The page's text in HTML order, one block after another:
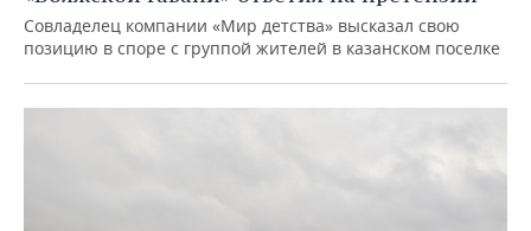
Совладелец компании «Мир детства» высказал свою
позицию в споре с группой жителей в казанском поселке